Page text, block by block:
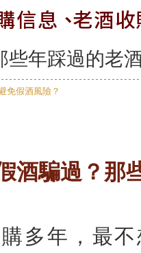
些年踩過的老
酒騙過？那
多年，最